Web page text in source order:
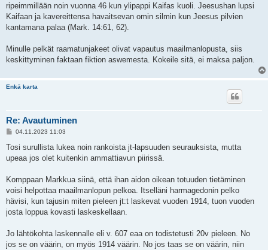
ripeimmillään noin vuonna 46 kun ylipappi Kaifas kuoli. Jeesushan lupsi
Kaifaan ja kavereittensa havaitsevan omin silmin kun Jeesus pilvien
kantamana palaa (Mark. 14:61, 62).
Minulle pelkät raamatunjakeet olivat vapautus maailmanlopusta, siis
keskittyminen faktaan fiktion aswemesta. Kokeile sitä, ei maksa paljon.
Enkä karta
Re: Avautuminen
V
e
t
04.11.2023 11:03
Tosi surullista lukea noin rankoista jt-lapsuuden seurauksista, mutta
upeaa jos olet kuitenkin ammattiavun piirissä.
Komppaan Markkua siinä, että ihan aidon oikean totuuden tietäminen
voisi helpottaa maailmanlopun pelkoa. Itselläni harmagedonin pelko
hävisi, kun tajusin miten pieleen jt:t laskevat vuoden 1914, tuon vuoden
josta loppua kovasti laskeskellaan.
Jo lähtökohta laskennalle eli v. 607 eaa on todistetusti 20v pieleen. No
jos se on väärin, on myös 1914 väärin. No jos taas se on väärin, niin